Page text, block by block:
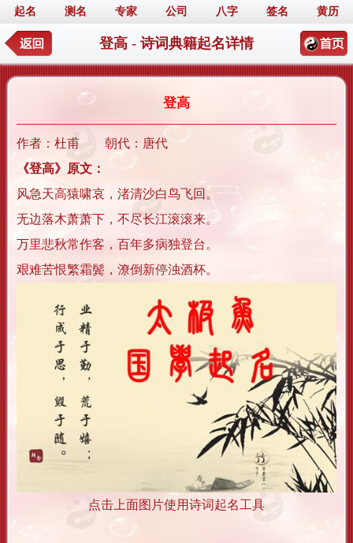
起名 测名 专家 公司 八字 签名 黄历
登高 - 诗词典籍起名详情
登高
作者：杜甫 朝代：唐代
《登高》原文：
风急天高猿啸哀，渚清沙白鸟飞回。
无边落木萧萧下，不尽长江滚滚来。
万里悲秋常作客，百年多病独登台。
艰难苦恨繁霜鬓，潦倒新停浊酒杯。
点击上面图片使用诗词起名工具